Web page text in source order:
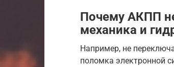
Почему АКПП
механика и
Например, не
поломка электронной